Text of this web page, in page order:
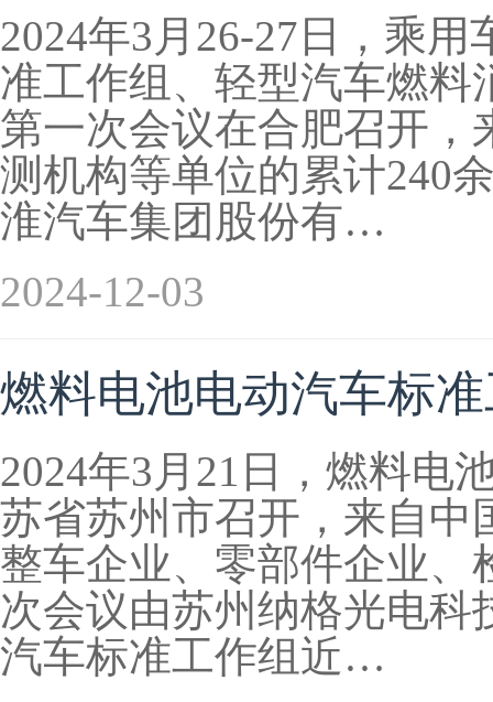
2024年3月26-27日，乘
准工作组、轻型汽车燃料
第一次会议在合肥召开，
测机构等单位的累计240
淮汽车集团股份有…
2024-12-03
燃料电池电动汽车标
2024年3月21日，燃料电
苏省苏州市召开，来自中
整车企业、零部件企业、
次会议由苏州纳格光电
汽车标准工作组近…